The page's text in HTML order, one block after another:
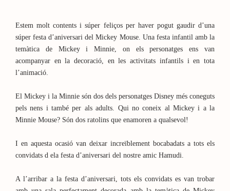
Estem molt contents i súper feliços per haver pogut gaudir d’una
súper festa d’aniversari del Mickey Mouse. Una festa infantil amb la
temàtica de Mickey i Minnie, on els personatges ens van
acompanyar en la decoració, en les activitats infantils i en tota
l’animació.
El Mickey i la Minnie són dos dels personatges Disney més coneguts
pels nens i també per als adults. Qui no coneix al Mickey i a la
Minnie Mouse? Són dos ratolins que enamoren a qualsevol!
I en aquesta ocasió van deixar increïblement bocabadats a tots els
convidats d ela festa d’aniversari del nostre amic Hamudi.
A l’arribar a la festa d’aniversari, tots els convidats es van trobar